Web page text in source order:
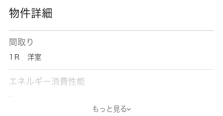
物件詳細
間取り
1Ｒ 洋室
エネルギー消費性能
-
もっと見る